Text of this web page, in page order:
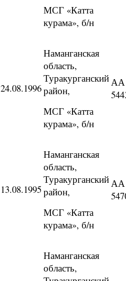
МСГ «Катта
курама», б/н
24.08.1996
Наманганская
область,
Туракурганский
район,
МСГ «Катта
курама», б/н
АА
13.08.1995
Наманганская
область,
Туракурганский
район,
МСГ «Катта
курама», б/н
АА
Наманганская
область,